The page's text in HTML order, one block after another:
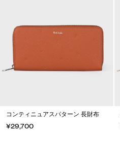
コンティニュアスパターン 長財布
¥29,700